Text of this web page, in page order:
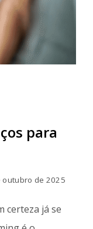
para
outubro de 2025
certeza já se